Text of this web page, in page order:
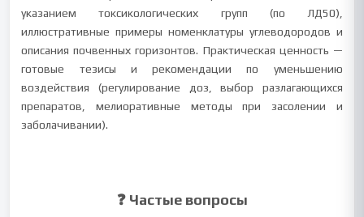
указанием токсикологических групп (по ЛД50),
иллюстративные примеры номенклатуры углеводородов и
описания почвенных горизонтов. Практическая ценность —
готовые тезисы и рекомендации по уменьшению
воздействия (регулирование доз, выбор разлагающихся
препаратов, мелиоративные методы при засолении и
заболачивании).
❓ Частые вопросы